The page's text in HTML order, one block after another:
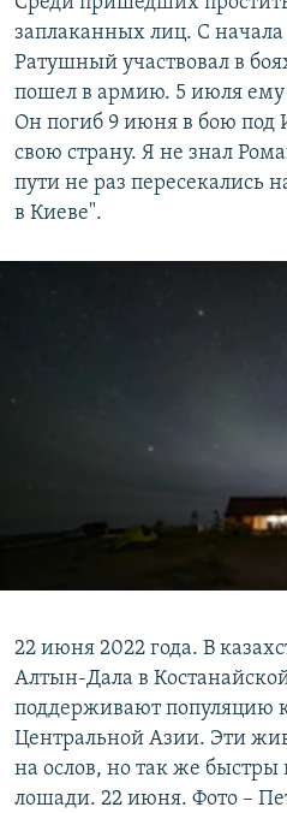
заплаканных лиц. С
Ратушный участвовал в
пошел в армию. 5 июля ему
Он погиб 9 июня в бою под
свою страну. Я не знал
пути не раз пересекались
в Киеве".
22 июня 2022 года. В
Алтын-Дала в
поддерживают популяцию
Центральной Азии. Эти
на ослов, но так же
лошади. 22 июня. Фото –